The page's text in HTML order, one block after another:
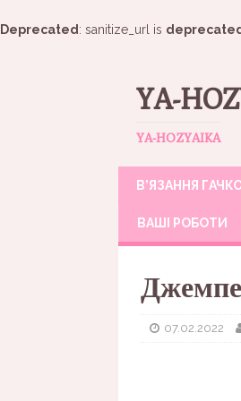
Deprecated : sanitize_url is deprecated
YA-
YA-HOZYAIKA
В’ЯЗАННЯ
ВАШІ РОБОТИ
07.02.2022